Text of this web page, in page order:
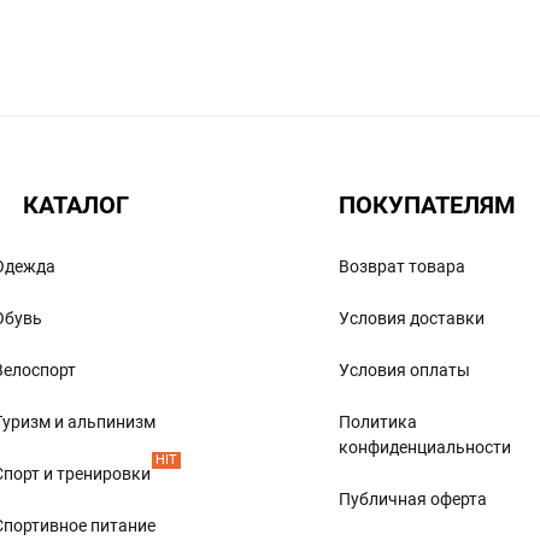
или другом городе Казахстана. Достаточно выбрать
на указанный адрес. Выбирайте подходящую
КАТАЛОГ
и альпинизм
и тренировки
HIT
питание
ПОКУПАТЕЛЯМ
Возврат товара
Условия доставки
Условия оплаты
Политика
конфиденциальности
Публичная оферта